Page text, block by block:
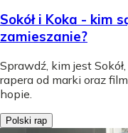
Sokół i Koka - kim
zamieszanie?
Sprawdź, kim jest
rapera od marki oraz
hopie.
Polski rap